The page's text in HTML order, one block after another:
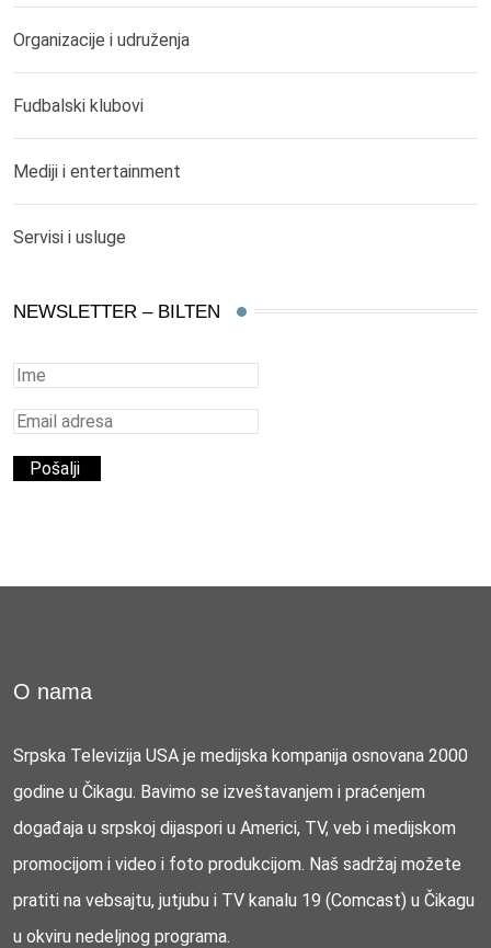
Organizacije i udruženja
Fudbalski klubovi
Mediji i entertainment
Servisi i usluge
NEWSLETTER – BILTEN
O nama
Srpska Televizija USA je medijska kompanija osnovana 2000
godine u Čikagu. Bavimo se izveštavanjem i praćenjem
događaja u srpskoj dijaspori u Americi, TV, veb i medijskom
promocijom i video i foto produkcijom. Naš sadržaj možete
pratiti na vebsajtu, jutjubu i TV kanalu 19 (Comcast) u Čikagu
u okviru nedeljnog programa.